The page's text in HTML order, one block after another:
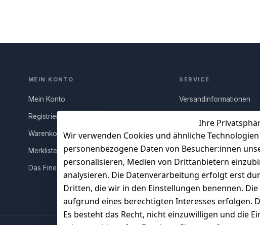
Ihre
Wir verwenden Cookies und ähnliche
personenbezogene Daten von Besucher:innen
personalisieren, Medien von Drittanbietern
analysieren. Die Datenverarbeitung erfolgt erst
Dritten, die wir in den Einstellungen benennen.
aufgrund eines berechtigten Interesses erfolgen.
Es besteht das Recht, nicht einzuwilligen und die
MEIN KONTO
Mein Konto
Registrieren
Warenkorb
Merkliste
Das FineBuy-Magazin
SERVICE
Versandinformationen
Rücksendung
Persönlicher Rückruf
Vertrag widerrufen